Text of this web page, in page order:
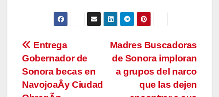
Navegación
de
entradas
Madres Buscadoras
de Sonora imploran
a grupos del narco
que las dejen
Entrega
Gobernador de
Sonora becas en
NavojoaÂy Ciudad